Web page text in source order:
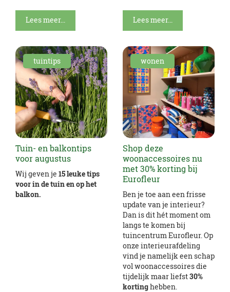
Lees meer... Lees meer...
tuintips
Tuin- en balkontips
voor augustus
Wij geven je 15 leuke tips
voor in de tuin en op het
balkon.
wonen
Shop deze
woonaccessoires nu
met 30% korting bij
Eurofleur
Ben je toe aan een frisse
update van je interieur?
Dan is dit hét moment om
langs te komen bij
tuincentrum Eurofleur. Op
onze interieurafdeling
vind je namelijk een schap
vol woonaccessoires die
tijdelijk maar liefst30%
kortinghebben.